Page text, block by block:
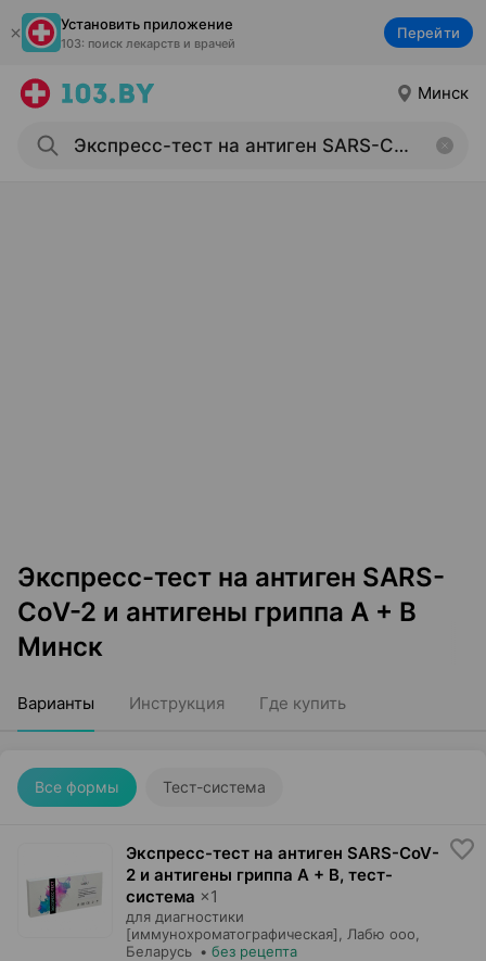
Установить приложение
103: поиск лекарств и врачей
Перейти
Минск
Экспресс-тест на антиген SARS-
CoV-2 и антигены гриппа А + В
Минск
Варианты Инструкция Где купить
Все формы Тест-система
Экспресс-тест на антиген SARS-CoV-
2 и антигены гриппа А + В, тест-
система ×1
для диагностики
[иммунохроматографическая],
Лабю ооо
Беларусь • без рецепта